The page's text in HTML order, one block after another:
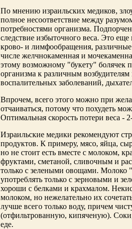
По мнению израильских медиков,
полное несоответствие между
потребностями организма.
следствие избыточного веса. Это
крово- и лимфообращения,
числе желчнокаменная и
этому возможному "букету" болячек
организма к различным
воспалительных заболеваний,
Впрочем, всего этого можно при
отчаиваться, потому что похудеть
Оптимальная скорость потери веса -
Израильские медики рекомендуют
продуктов. К примеру, мясо, яйца,
но не стоит есть вместе с молоком,
фруктами, сметаной, сливочным и
только с зелеными овощами.
употреблять только с зерновыми и
хороши с белками и крахмалом.
молоком, но нежелательно их
лучше всего только воду, причем
(отфильтрованную, кипяченую).
еде.